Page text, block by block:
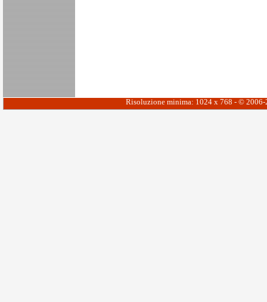
Risoluzione minima: 1024 x 768 - ©